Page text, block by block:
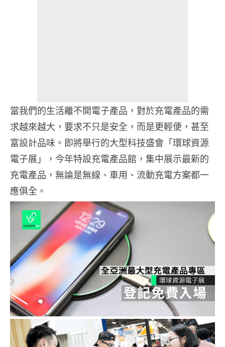
當我們的生活離不開電子產品，對於充電產品的需
求越來越大，要求不只是安全，而是更輕便，甚至
富設計品味。即將舉行的大型科技盛會「環球資源
電子展」，今年特設充電產品館，集中展示最新的
充電產品，無論是無線、車用、流動充電方案都一
應俱全。